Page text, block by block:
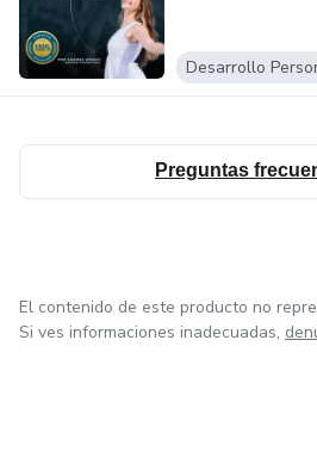
Preguntas
El contenido de este producto no
Si ves informaciones inadecuadas,